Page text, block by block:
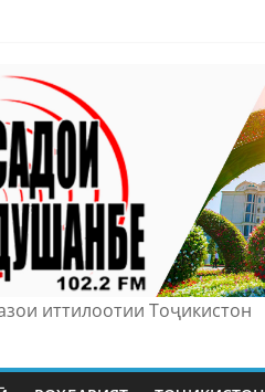
иттилоотии Тоҷикистон